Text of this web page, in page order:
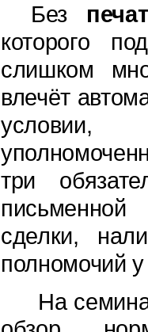
Без
которого
слишком
влечёт
три
сделки,
полномочий
На